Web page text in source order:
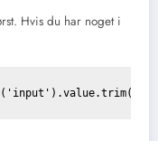
Hvis du har noget i